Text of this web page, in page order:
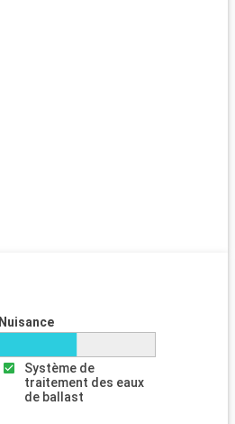
Nuisance
Système de
traitement des eaux
de ballast